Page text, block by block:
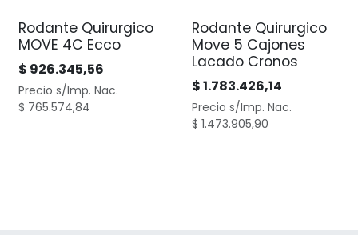
Rodante Quirurgico
MOVE 4C Ecco
$ 926.345,56
Precio s/Imp. Nac.
$ 765.574,84
Rodante Quirurgico
Move 5 Cajones
Lacado Cronos
$1.783.426,14
Precio s/Imp. Nac.
$ 1.473.905,90